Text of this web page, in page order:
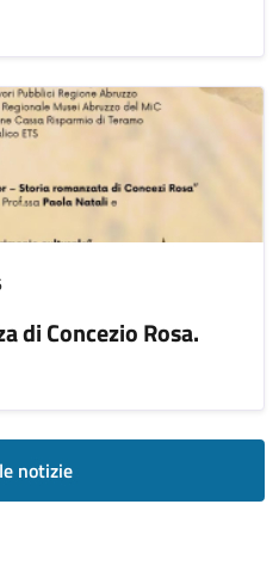
di Concezio Rosa.
notizie